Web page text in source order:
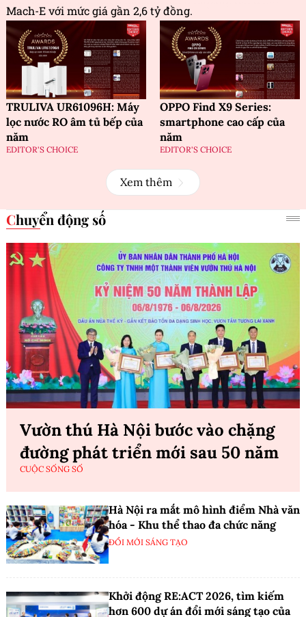
Mach-E với mức giá gần 2,6 tỷ đồng.
TRULIVA UR61096H: Máy
lọc nước RO âm tủ bếp của
năm
EDITOR'S CHOICE
OPPO Find X9 Series:
smartphone cao cấp của
năm
EDITOR'S CHOICE
Xem thêm
Chuyển động số
Vườn thú Hà Nội bước vào chặng
đường phát triển mới sau 50 năm
CUỘC SỐNG SỐ
Hà Nội ra mắt mô hình điểm Nhà văn
hóa - Khu thể thao đa chức năng
ĐỔI MỚI SÁNG TẠO
Khởi động RE:ACT 2026, tìm kiếm
hơn 600 dự án đổi mới sáng tạo của